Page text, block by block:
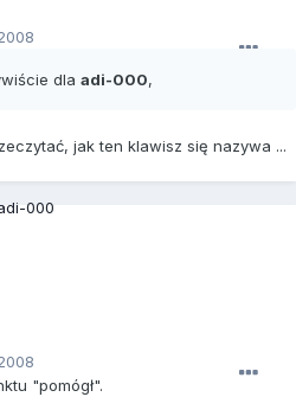
dla adi-000,
jak ten klawisz się nazywa ...
"pomógł".